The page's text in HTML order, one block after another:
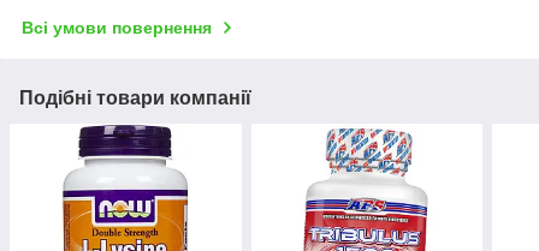
Всі умови повернення
Подібні товари компанії